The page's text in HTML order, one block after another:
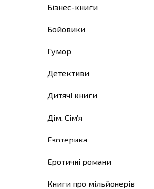
Бізнес-книги
Бойовики
Гумор
Детективи
Дитячі книги
Дім, Сім’я
Езотерика
Еротичні романи
Книги про мільйонерів